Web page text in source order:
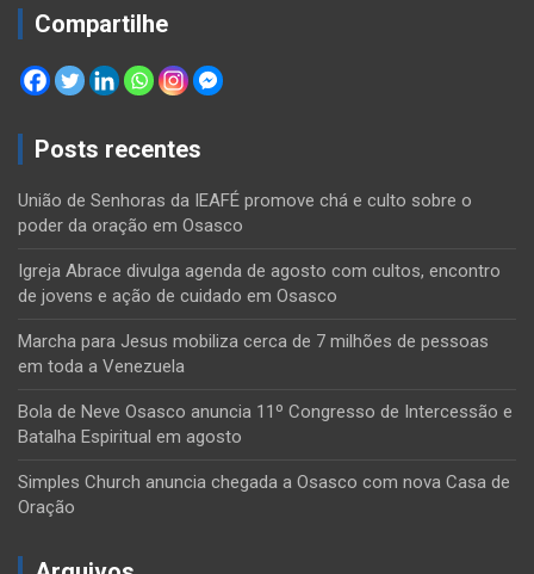
Compartilhe
Posts recentes
União de Senhoras da IEAFÉ promove chá e culto sobre o
poder da oração em Osasco
Igreja Abrace divulga agenda de agosto com cultos, encontro
de jovens e ação de cuidado em Osasco
Marcha para Jesus mobiliza cerca de 7 milhões de pessoas
em toda a Venezuela
Bola de Neve Osasco anuncia 11º Congresso de Intercessão e
Batalha Espiritual em agosto
Simples Church anuncia chegada a Osasco com nova Casa de
Oração